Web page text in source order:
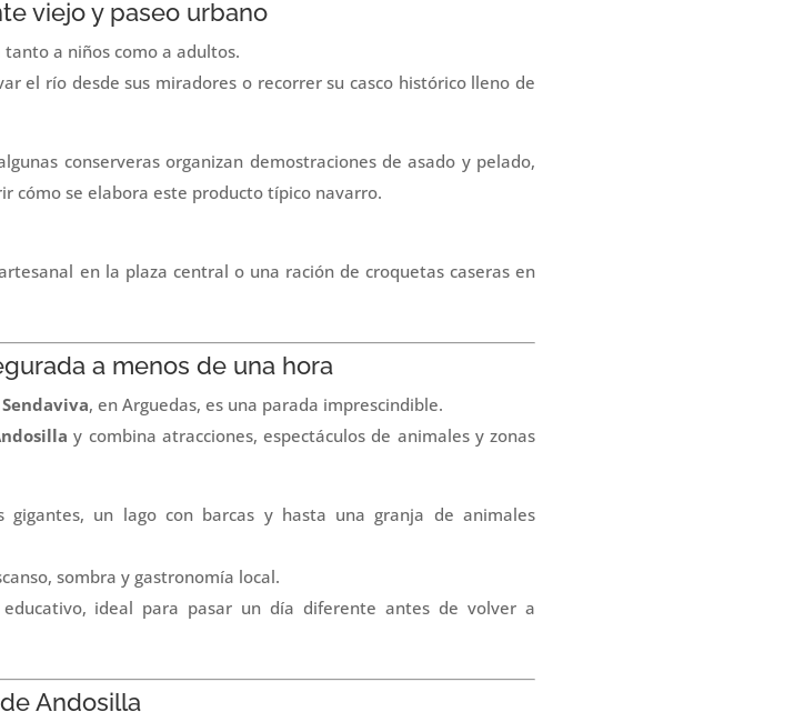
viejo y paseo urbano
a niños como a adultos.
el río desde sus miradores o recorrer su casco histórico lleno de
conserveras organizan demostraciones de asado y pelado,
cómo se elabora este producto típico navarro.
en la plaza central o una ración de croquetas caseras en
a menos de una hora
, en Arguedas, es una parada imprescindible.
y combina atracciones, espectáculos de animales y zonas
gigantes, un lago con barcas y hasta una granja de animales
sombra y gastronomía local.
ideal para pasar un día diferente antes de volver a
Andosilla